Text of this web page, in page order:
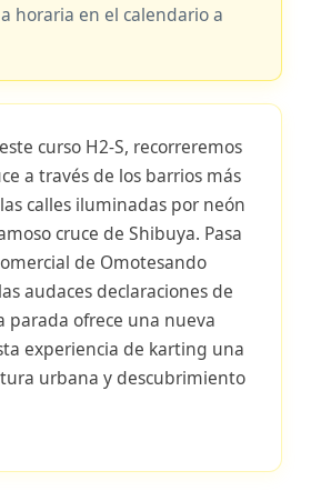
horaria en el calendario a
curso H2-S, recorreremos
a través de los barrios más
calles iluminadas por neón
cruce de Shibuya. Pasa
de Omotesando
audaces declaraciones de
parada ofrece una nueva
experiencia de karting una
urbana y descubrimiento